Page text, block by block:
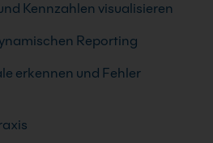
Kennzahlen visualisieren
Reporting
erkennen und Fehler